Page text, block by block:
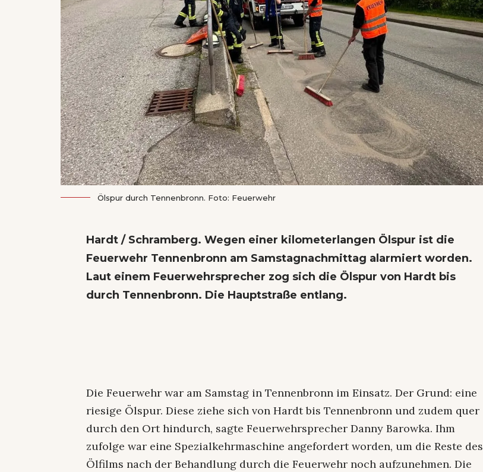
Ölspur durch Tennenbronn. Foto: Feuerwehr
Hardt / Schramberg. Wegen einer kilometerlangen Ölspur ist die
Feuerwehr Tennenbronn am Samstagnachmittag alarmiert worden.
Laut einem Feuerwehrsprecher zog sich die Ölspur von Hardt bis
durch Tennenbronn. Die Hauptstraße entlang.
Die Feuerwehr war am Samstag in Tennenbronn im Einsatz. Der Grund: eine
riesige Ölspur. Diese ziehe sich von Hardt bis Tennenbronn und zudem quer
durch den Ort hindurch, sagte Feuerwehrsprecher Danny Barowka. Ihm
zufolge war eine Spezialkehrmaschine angefordert worden, um die Reste des
Ölfilms nach der Behandlung durch die Feuerwehr noch aufzunehmen. Die